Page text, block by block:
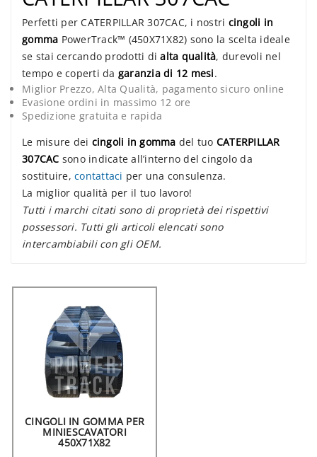
Perfetti per CATERPILLAR 307CAC, i nostri cingoli in
gomma PowerTrack™ (450X71X82) sono la scelta ideale
se stai cercando prodotti dialta qualità, durevoli nel
tempo e coperti da garanzia di 12 mesi.
Miglior Prezzo, Alta Qualità, pagamento sicuro online
Evasione ordini in massimo 12 ore
Spedizione gratuita e rapida
Le misure dei cingoli in gomma del tuo CATERPILLAR
307CAC sono indicate all’interno del cingolo da
sostituire, contattaci per una consulenza.
La miglior qualità per il tuo lavoro!
Tutti i marchi citati sono di proprietà dei rispettivi
possessori. Tutti gli articoli elencati sono
intercambiabili con gli OEM.
CINGOLI IN GOMMA PER
MINIESCAVATORI
450X71X82